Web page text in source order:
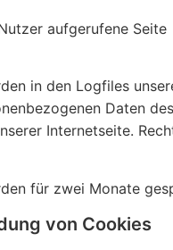
aufgerufene Seite
in den Logfiles
Daten
Internetseite.
für zwei Monate
von Cookies